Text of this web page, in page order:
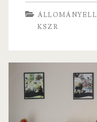
KSZR
b
o
k
itt ai
KSZR